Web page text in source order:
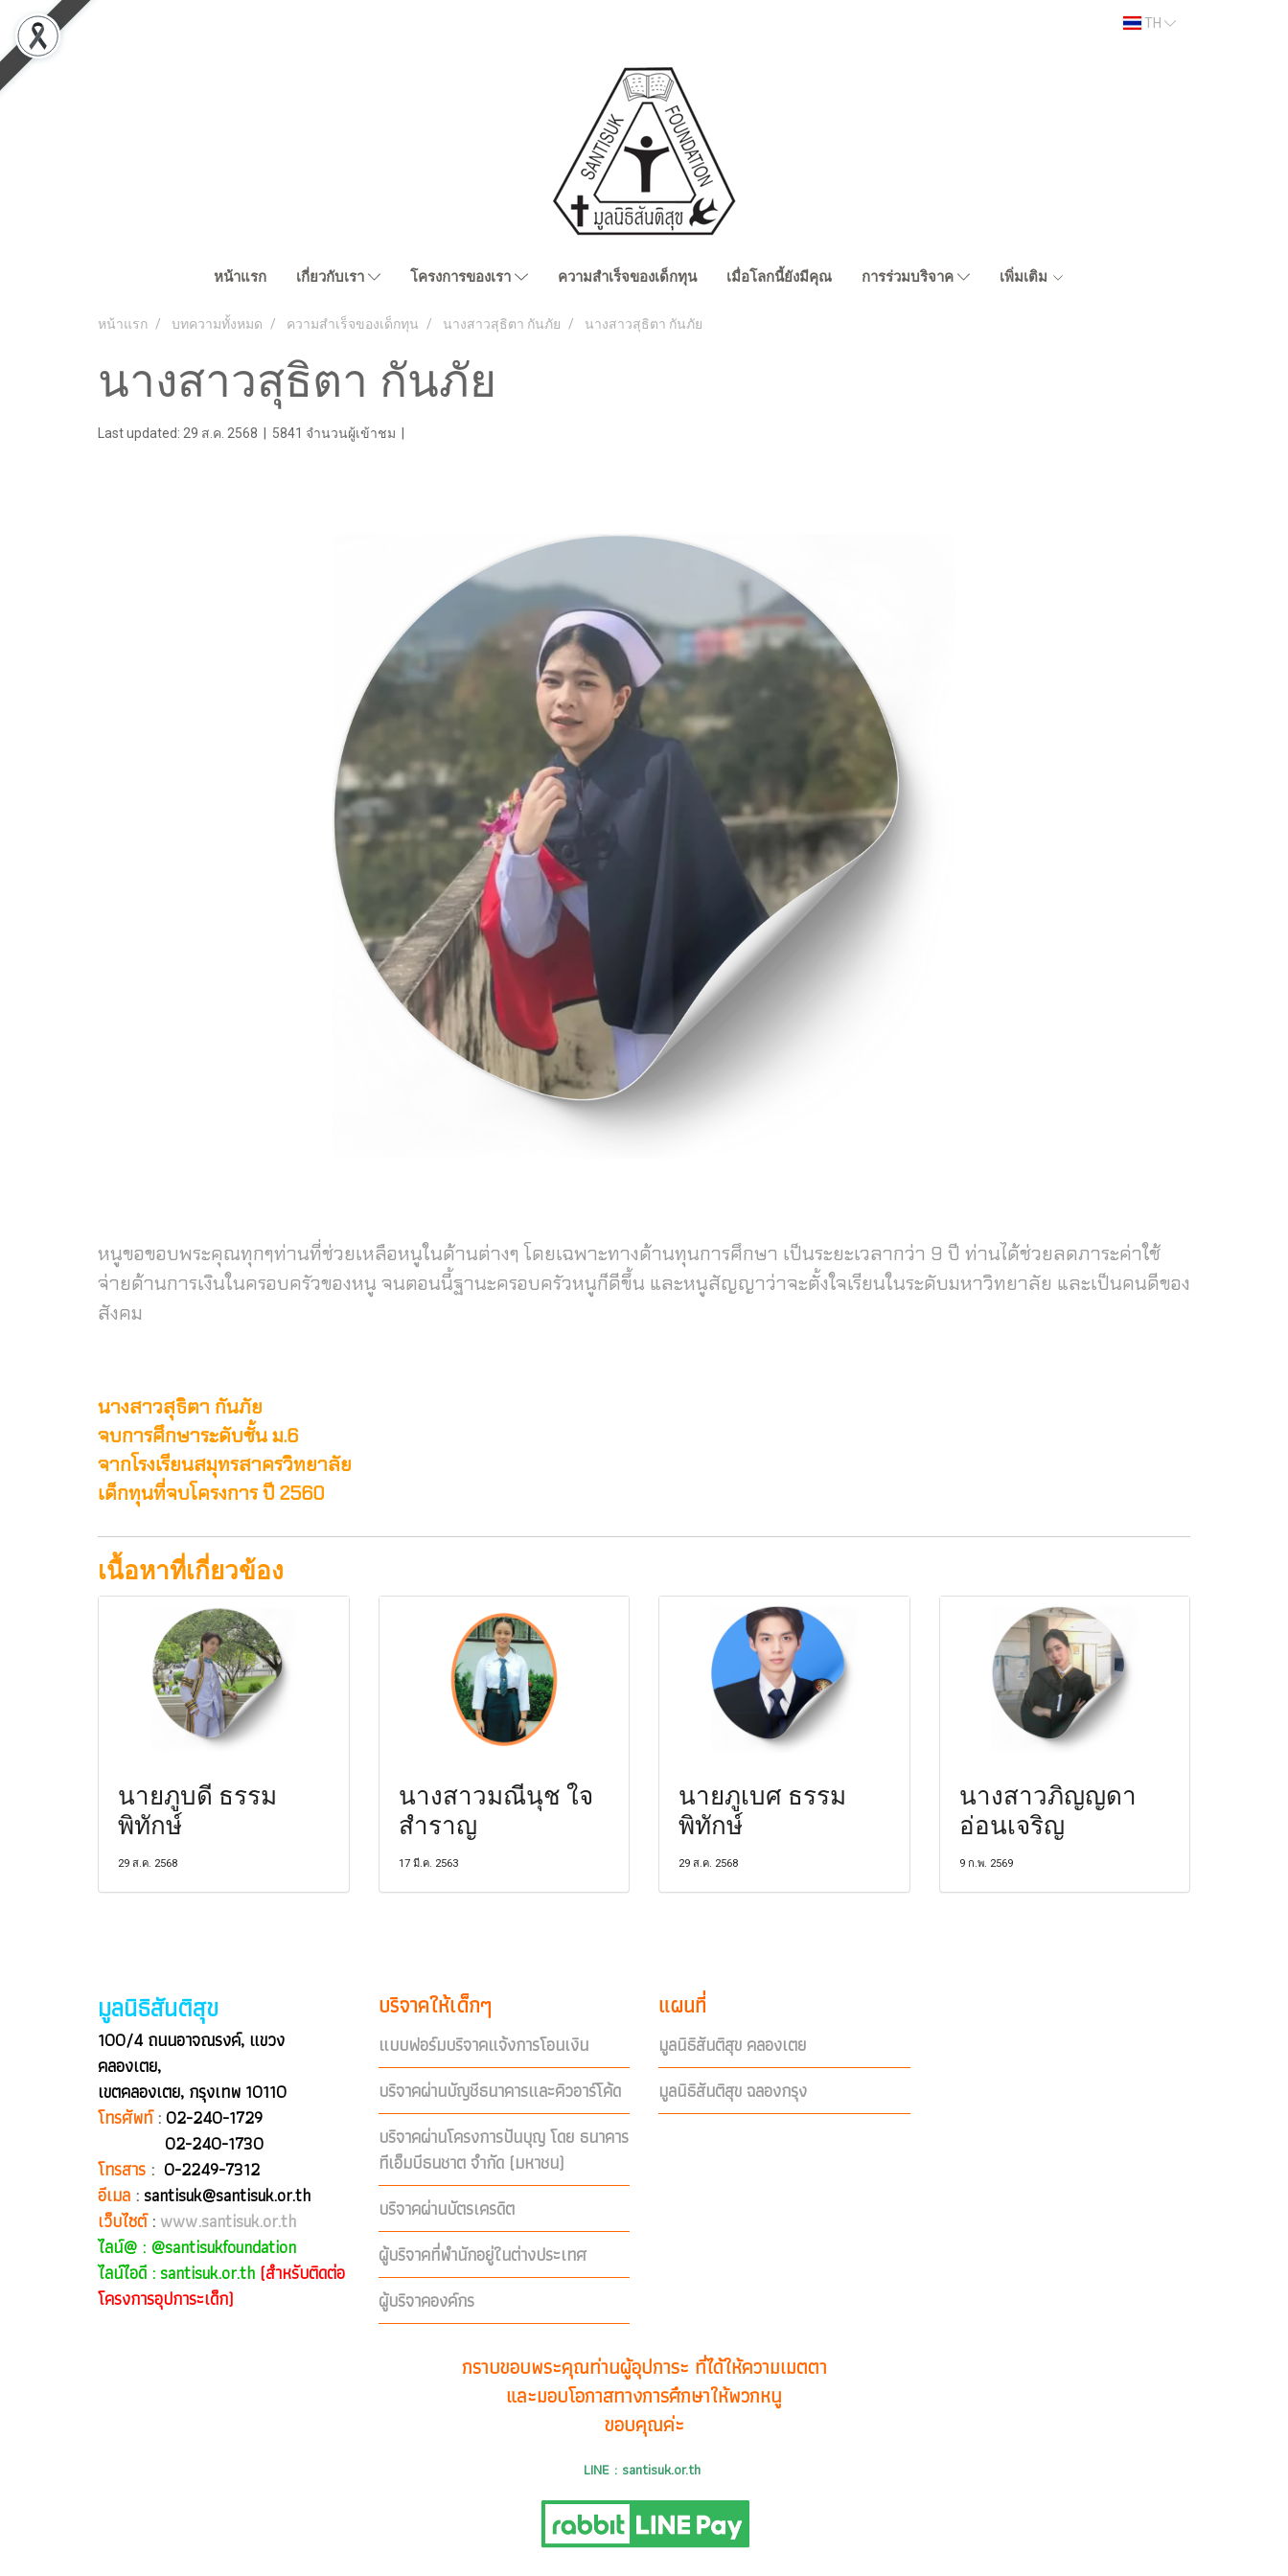
TH
หน้าแรก เกี่ยวกับเรา โครงการของเรา ความสำเร็จของเด็กทุน เมื่อโลกนี้ยังมีคุณ การร่วมบริจาค เพิ่มเติม
หน้าแรก บทความทั้งหมด ความสำเร็จของเด็กทุน นางสาวสุธิตา กันภัย นางสาวสุธิตา กันภัย
นางสาวสุธิตา กันภัย
Last updated: 29 ส.ค. 2568 5841 จำนวนผู้เข้าชม
หนูขอขอบพระคุณทุกๆท่านที่ช่วยเหลือหนูในด้านต่างๆ โดยเฉพาะทางด้านทุนการศึกษา เป็นระยะเวลากว่า 9 ปี ท่านได้ช่วยลดภาระค่าใช้
จ่ายด้านการเงินในครอบครัวของหนู จนตอนนี้ฐานะครอบครัวหนูก็ดีขึ้น และหนูสัญญาว่าจะตั้งใจเรียนในระดับมหาวิทยาลัย และเป็นคนดีของ
สังคม
นางสาวสุธิตา กันภัย
จบการศึกษาระดับชั้น ม.6
จากโรงเรียนสมุทรสาครวิทยาลัย
เด็กทุนที่จบโครงการ ปี 2560
เนื้อหาที่เกี่ยวข้อง
นายภูบดี ธรรม
พิทักษ์
29 ส.ค. 2568
นางสาวมณีนุช ใจ
สำราญ
17 มี.ค. 2563
นายภูเบศ ธรรม
พิทักษ์
29 ส.ค. 2568
นางสาวภิญญดา
อ่อนเจริญ
9 ก.พ. 2569
มูลนิธิสันติสุข
100/4 ถนนอาจณรงค์, แขวง
คลองเตย,
เขตคลองเตย, กรุงเทพ 10110
โทรศัพท์:02-240-1729
02-240-1730
โทรสาร : 0-2249-7312
อีเมล : santisuk@santisuk.or.th
เว็บไซต์: www.santisuk.or.th
ไลน์@ : @santisukfoundation
ไลน์ไอดี : santisuk.or.th (สำหรับติดต่อ
โครงการอุปการะเด็ก)
บริจาคให้เด็กๆ
แบบฟอร์มบริจาคแจ้งการโอนเงิน
บริจาคผ่านบัญชีธนาคารและคิวอาร์โค้ด
บริจาคผ่านโครงการปันบุญ โดย ธนาคาร
ทีเอ็มบีธนชาต จำกัด (มหาชน)
บริจาคผ่านบัตรเครดิต
ผู้บริจาคที่พำนักอยู่ในต่างประเทศ
ผู้บริจาคองค์กร
แผนที่
มูลนิธิสันติสุข คลองเตย
มูลนิธิสันติสุข ฉลองกรุง
กราบขอบพระคุณท่านผู้อุปการะ ที่ได้ให้ความเมตตา
และมอบโอกาสทางการศึกษาให้พวกหนู
ขอบคุณค่ะ
LINE : santisuk.or.th